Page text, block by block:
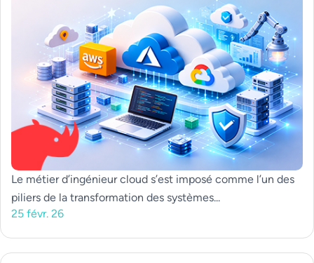
Le métier d’ingénieur cloud s’est imposé comme l’un des
piliers de la transformation des systèmes...
25 févr. 26